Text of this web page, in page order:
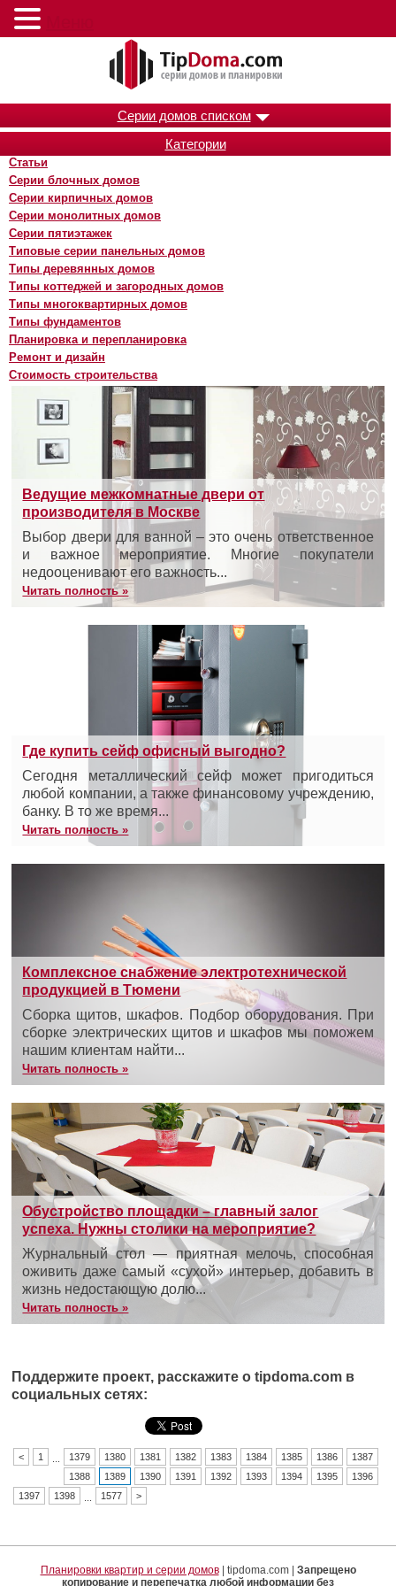
Серии домов списком
Категории
Статьи
Серии блочных домов
Серии кирпичных домов
Серии монолитных домов
Серии пятиэтажек
Типовые серии панельных домов
Типы деревянных домов
Типы коттеджей и загородных домов
Типы многоквартирных домов
Типы фундаментов
Планировка и перепланировка
Ремонт и дизайн
Стоимость строительства
Ведущие межкомнатные двери от
производителя в Москве
Выбор двери для ванной – это очень ответственное
и важное мероприятие. Многие покупатели
недооценивают его важность...
Читать полность »
Где купить сейф офисный выгодно?
Сегодня металлический сейф может пригодиться
любой компании, а также финансовому учреждению,
банку. В то же время...
Читать полность »
Комплексное снабжение электротехнической
продукцией в Тюмени
Сборка щитов, шкафов. Подбор оборудования. При
сборке электрических щитов и шкафов мы поможем
нашим клиентам найти...
Читать полность »
Обустройство площадки – главный залог
успеха. Нужны столики на мероприятие?
Журнальный стол — приятная мелочь, способная
оживить даже самый «сухой» интерьер, добавить в
жизнь недостающую долю...
Читать полность »
Поддержите проект, расскажите о tipdoma.com в
социальных сетях:
< 1 1379 1380 1381 1382 1383 1384 1385 1386
1387
1388
1389 1390 1391 1392 1393 1394 1395
1396
1397
1398 1577 >
Планировки квартир и серии домов| tipdoma.com | Запрещено
копирование и перепечатка любой информации без